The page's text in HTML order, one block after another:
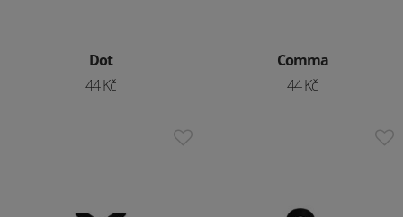
Dot
44 Kč
Comma
44 Kč